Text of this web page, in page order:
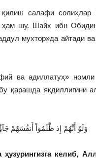
салафи солиҳлар
ҳам шу. Шайх ибн
мухтор»да айтади
ва адиллатуҳ» номли
қарашда якдиллигини
وَلَوْ أَنَّهُمْ إِذ ظَّلَمُواْ أَنفُسَهُمْ
изга келиб,